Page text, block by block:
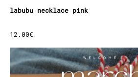
labubu necklace pink
12.00€